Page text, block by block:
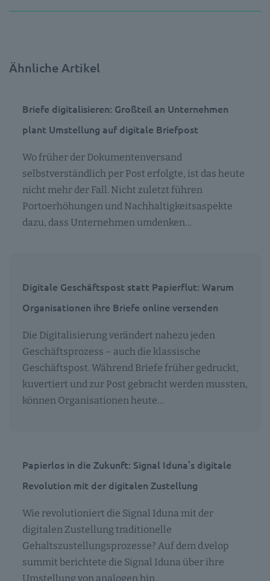
Ähnliche Artikel
Briefe digitalisieren: Großteil an Unternehmen
plant Umstellung auf digitale Briefpost
Wo früher der Dokumentenversand
selbstverständlich per Post erfolgte, ist das heute
nicht mehr der Fall. Nicht zuletzt führen
Portoerhöhungen und Nachhaltigkeitsaspekte
dazu, dass Unternehmen umdenken…
Digitale Geschäftspost statt Papierflut: Warum
Organisationen ihre Briefe online versenden
Die Digitalisierung verändert nahezu jeden
Geschäftsprozess – auch die klassische
Geschäftspost. Während Briefe früher gedruckt,
kuvertiert und zur Post gebracht werden mussten,
können Organisationen heute…
Papierlos in die Zukunft: Signal Iduna’s digitale
Revolution mit der digitalen Zustellung
Wie revolutioniert die Signal Iduna mit der
digitalen Zustellung traditionelle
Gehaltszustellungsprozesse? Auf dem d.velop
summit berichtete die Signal Iduna über ihre
Umstellung von analogen hin…